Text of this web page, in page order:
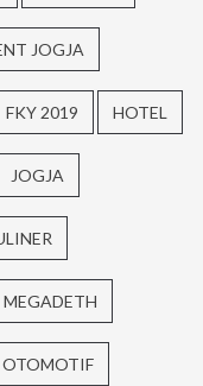
JOGJA
FKY 2019 HOTEL
JOGJA
MEGADETH
OTOMOTIF